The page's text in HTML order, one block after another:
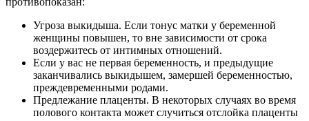
Угроза выкидыша. Если тонус матки у беременной
женщины повышен, то вне зависимости от срока
воздержитесь от интимных отношений.
Если у вас не первая беременность, и предыдущие
заканчивались выкидышем, замершей беременностью,
преждевременными родами.
Предлежание плаценты. В некоторых случаях во время
полового контакта может случиться отслойка плаценты